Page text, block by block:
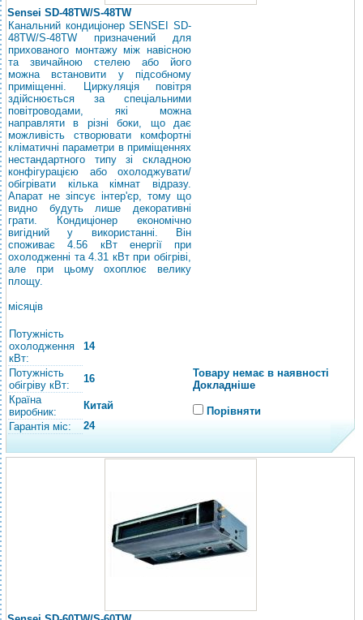
Sensei SD-48TW/S-48TW
Канальний кондиціонер SENSEI SD-
48TW/S-48TW призначений для
прихованого монтажу між навісною
та звичайною стелею або його
можна встановити у підсобному
приміщенні. Циркуляція повітря
здійснюється за спеціальними
повітроводами, які можна
направляти в різні боки, що дає
можливість створювати комфортні
кліматичні параметри в приміщеннях
нестандартного типу зі складною
конфігурацією або охолоджувати/
обігрівати кілька кімнат відразу.
Апарат не зіпсує інтер'єр, тому що
видно будуть лише декоративні
грати. Кондиціонер економічно
вигідний у використанні. Він
споживає 4.56 кВт енергії при
охолодженні та 4.31 кВт при обігріві,
але при цьому охоплює велику
площу.
місяців
Потужність
охолодження
кВт:
14
Потужність
обігріву кВт:
16
Країна
виробник:
Китай
Гарантія міс:
24
Товару немає в наявності
Докладніше
Порівняти